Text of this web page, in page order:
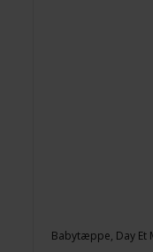
Babytæppe, Day Et